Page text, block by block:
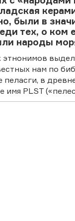
были в
тех, о ком
народы
этнонимов
нам по
в
имя PLST